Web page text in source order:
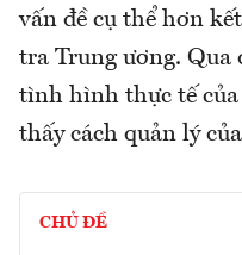
vấn đề cụ thể hơn
tra Trung ương. Qua
tình hình thực tế của
thấy cách quản lý
CHỦ ĐỀ